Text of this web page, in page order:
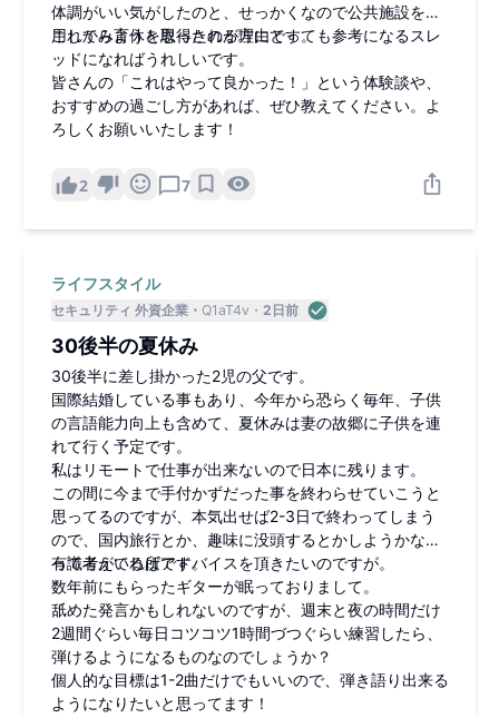
体調がいい気がしたのと、せっかくなので公共施設を活
用してみようと思ったのが理由です。
これから育休を取得される方にとっても参考になるスレ
ッドになればうれしいです。
皆さんの「これはやって良かった！」という体験談や、
おすすめの過ごし方があれば、ぜひ教えてください。よ
ろしくお願いいたします！
2 7
ライフスタイル
セキュリティ 外資企業 Q1aT4v 2日前
30後半の夏休み
30後半に差し掛かった2児の父です。
国際結婚している事もあり、今年から恐らく毎年、子供
の言語能力向上も含めて、夏休みは妻の故郷に子供を連
れて行く予定です。
私はリモートで仕事が出来ないので日本に残ります。
この間に今まで手付かずだった事を終わらせていこうと
思ってるのですが、本気出せば2-3日で終わってしまう
ので、国内旅行とか、趣味に没頭するとかしようかな？
って考えてる所です。
有識者がいればアドバイスを頂きたいのですが。
数年前にもらったギターが眠っておりまして。
舐めた発言かもしれないのですが、週末と夜の時間だけ
2週間ぐらい毎日コツコツ1時間づつぐらい練習したら、
弾けるようになるものなのでしょうか？
個人的な目標は1-2曲だけでもいいので、弾き語り出来る
ようになりたいと思ってます！